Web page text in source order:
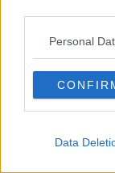
Personal
Data
Insomnia
Il guardiano
Erodoto e Tucidide
Il padre della storia
Pensieri brevi
Riflessioni